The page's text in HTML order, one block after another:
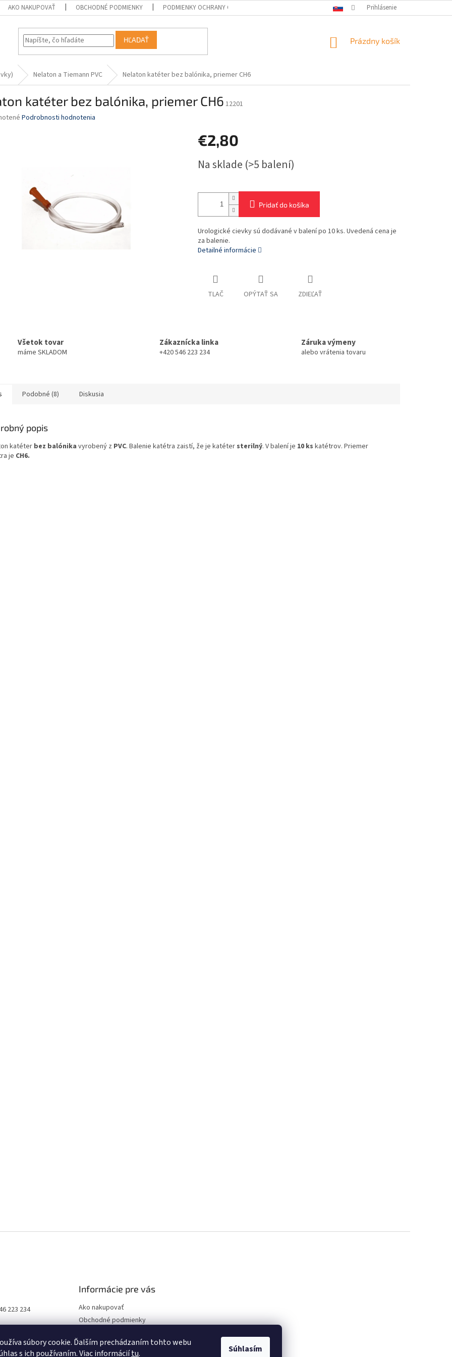
súbory cookie. Ďalším prechádzaním tohto webu
s ich používaním. Viac informáciítu. Súhlasím
AKO NAKUPOVAŤ OBCHODNÉ PODMIENKY PODMIENKY OCHRANY OSOBNÝCH ÚDAJOV Prihlásenie
HĽADAŤ
NÁKUPNÝ
Prázdny košík
Nelaton a Tiemann PVC Nelaton katéter bez balónika, priemer CH6
katéter bez balónika, priemer CH6 12201
Podrobnosti hodnotenia
€2,80
cena:
Na sklade (>5 balení)
Pridať do košíka
Urologické cievky sú dodávané v balení po 10 ks. Uvedená cena je
za balenie.
Detailné informácie
TLAČ OPÝTAŤ SA ZDIEĽAŤ
Všetok tovar
máme SKLADOM
Zákaznícka linka
+420 546 223 234
Záruka výmeny
alebo vrátenia tovaru
Podobné (8) Diskusia
popis
katéter bez balónika vyrobený z PVC. Balenie katétra zaistí, že je katéter sterilný. V balení je 10 ks katétrov. Priemer
je CH6.
223 234
Informácie pre vás
Ako nakupovať
Obchodné podmienky
údajov